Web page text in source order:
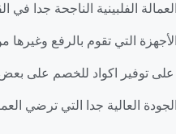
الفلبينية الناجحة جدا
التي تقوم بالرفع وغيرها
على توفير اكواد للخصم على
العالية جدا التي ترضي